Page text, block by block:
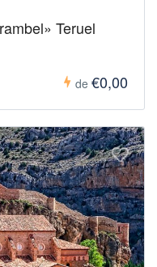
Teruel
de €0,00